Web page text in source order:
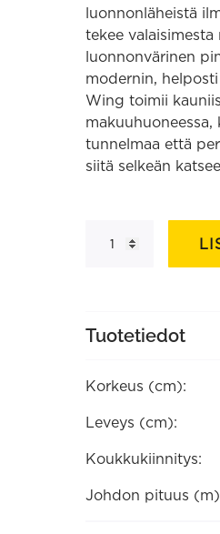
luonnonläheistä
tekee
luonnonvärinen
modernin,
Wing toimii
tunnelmaa että
siitä selkeän
riippuvalaisin
Tuotetiedot
Korkeus (cm):
Leveys (cm):
Koukkukiinnitys:
Johdon pituus